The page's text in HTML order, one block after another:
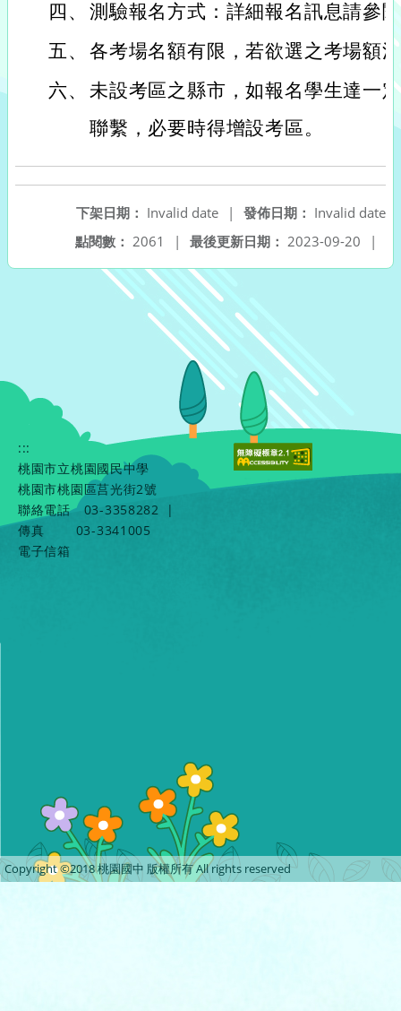
四、 測驗報名方式：詳細報名訊息請參
五、 各考場名額有限，若欲選之考場額
六、 未設考區之縣市，如報名學生達一
聯繫，必要時得增設考區。
發佈日期： Invalid date
下架日期： Invalid date
|
最後更新日期： 2023-09-20 |
點閱數： 2061 |
:::
桃園市立桃園國民中學
桃園市桃園區莒光街2號
聯絡電話
03-3358282
|
傳真
03-3341005
電子信箱
Copyright ©2018 桃園國中 版權所有 All rights reserved